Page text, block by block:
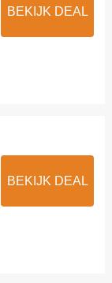
BEKIJK DEAL
BEKIJK DEAL